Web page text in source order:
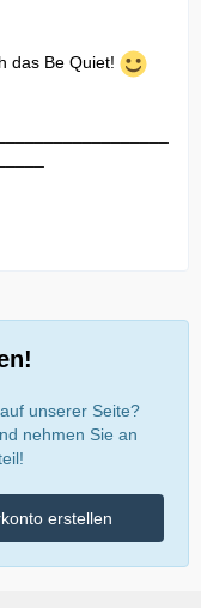
das Be Quiet!
unserer Seite?
nehmen Sie an
erstellen